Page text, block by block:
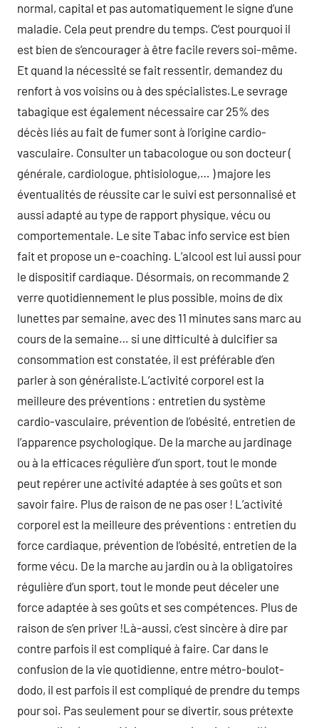
normal, capital et pas automatiquement le signe d’une
maladie. Cela peut prendre du temps. C’est pourquoi il
est bien de s’encourager à être facile revers soi-même.
Et quand la nécessité se fait ressentir, demandez du
renfort à vos voisins ou à des spécialistes.Le sevrage
tabagique est également nécessaire car 25% des
décès liés au fait de fumer sont à l’origine cardio-
vasculaire. Consulter un tabacologue ou son docteur (
générale, cardiologue, phtisiologue,… ) majore les
éventualités de réussite car le suivi est personnalisé et
aussi adapté au type de rapport physique, vécu ou
comportementale. Le site Tabac info service est bien
fait et propose un e-coaching. L’alcool est lui aussi pour
le dispositif cardiaque. Désormais, on recommande 2
verre quotidiennement le plus possible, moins de dix
lunettes par semaine, avec des 11 minutes sans marc au
cours de la semaine… si une difficulté à dulcifier sa
consommation est constatée, il est préférable d’en
parler à son généraliste.L’activité corporel est la
meilleure des préventions : entretien du système
cardio-vasculaire, prévention de l’obésité, entretien de
l’apparence psychologique. De la marche au jardinage
ou à la efficaces régulière d’un sport, tout le monde
peut repérer une activité adaptée à ses goûts et son
savoir faire. Plus de raison de ne pas oser ! L’activité
corporel est la meilleure des préventions : entretien du
force cardiaque, prévention de l’obésité, entretien de la
forme vécu. De la marche au jardin ou à la obligatoires
régulière d’un sport, tout le monde peut déceler une
force adaptée à ses goûts et ses compétences. Plus de
raison de s’en priver !Là-aussi, c’est sincère à dire par
contre parfois il est compliqué à faire. Car dans le
confusion de la vie quotidienne, entre métro-boulot-
dodo, il est parfois il est compliqué de prendre du temps
pour soi. Pas seulement pour se divertir, sous prétexte